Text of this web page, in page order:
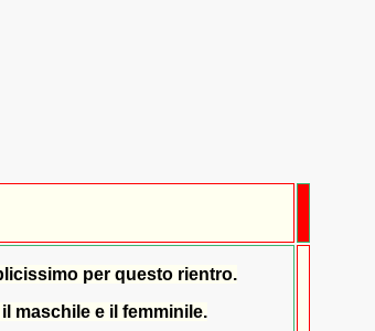
per questo rientro.
maschile e il femminile.